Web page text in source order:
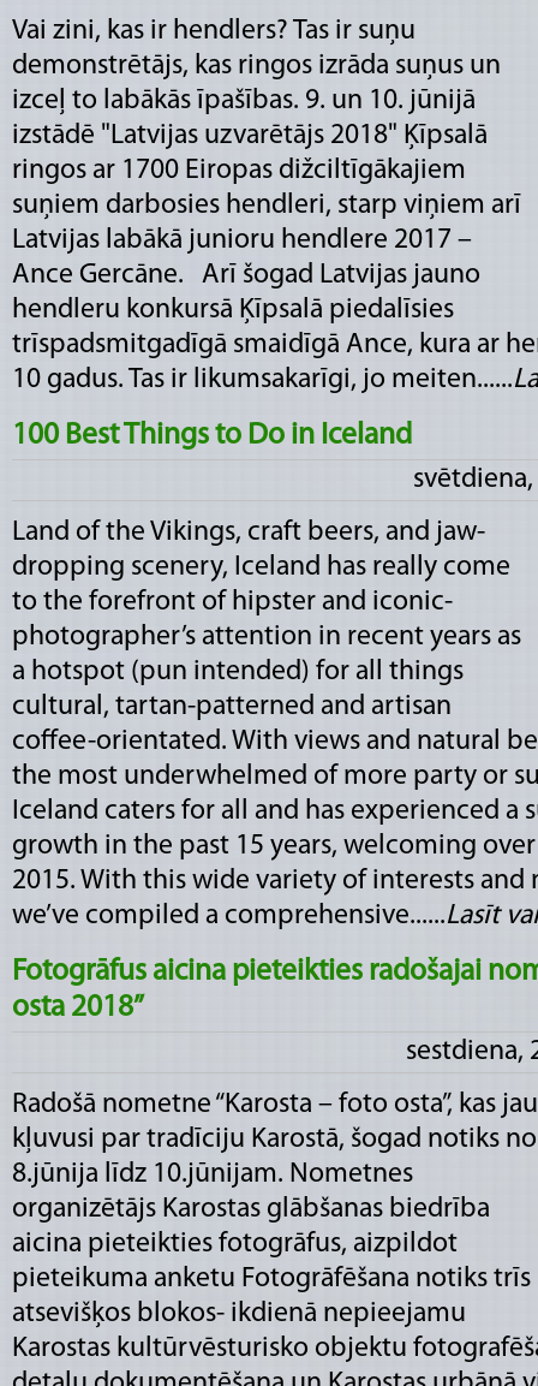
Vai zini, kas ir hendlers? Tas ir suņu
demonstrētājs, kas ringos izrāda suņus un
izceļ to labākās īpašības. 9. un 10. jūnijā
izstādē "Latvijas uzvarētājs 2018" Ķīpsalā
ringos ar 1700 Eiropas dižciltīgākajiem
suņiem darbosies hendleri, starp viņiem arī
Latvijas labākā junioru hendlere 2017 –
Ance Gercāne. Arī šogad Latvijas jauno
hendleru konkursā Ķīpsalā piedalīsies
trīspadsmitgadīgā smaidīgā Ance, kura ar
10 gadus. Tas ir likumsakarīgi, jo meiten......
100 Best Things to Do in Iceland
Land of the Vikings, craft beers, and jaw-
dropping scenery, Iceland has really come
to the forefront of hipster and iconic-
photographer’s attention in recent years as
a hotspot (pun intended) for all things
cultural, tartan-patterned and artisan
coffee-orientated. With views and natural
the most underwhelmed of more party or
Iceland caters for all and has experienced a
growth in the past 15 years, welcoming
2015. With this wide variety of interests
we’ve compiled a comprehensive......Lasīt
Fotogrāfus aicina pieteikties radošajai
osta 2018”
sestdiena,
Radošā nometne “Karosta – foto osta”, kas jau
kļuvusi par tradīciju Karostā, šogad notiks no
8.jūnija līdz 10.jūnijam. Nometnes
organizētājs Karostas glābšanas biedrība
aicina pieteikties fotogrāfus, aizpildot
pieteikuma anketu Fotogrāfēšana notiks trīs
atsevišķos blokos- ikdienā nepieejamu
Karostas kultūrvēsturisko objektu